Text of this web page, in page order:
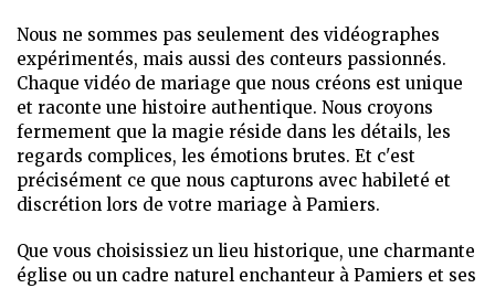
Nous ne sommes pas seulement des vidéographes
expérimentés, mais aussi des conteurs passionnés.
Chaque vidéo de mariage que nous créons est unique
et raconte une histoire authentique. Nous croyons
fermement que la magie réside dans les détails, les
regards complices, les émotions brutes. Et c'est
précisément ce que nous capturons avec habileté et
discrétion lors de votre mariage à Pamiers.
Que vous choisissiez un lieu historique, une charmante
église ou un cadre naturel enchanteur à Pamiers et ses